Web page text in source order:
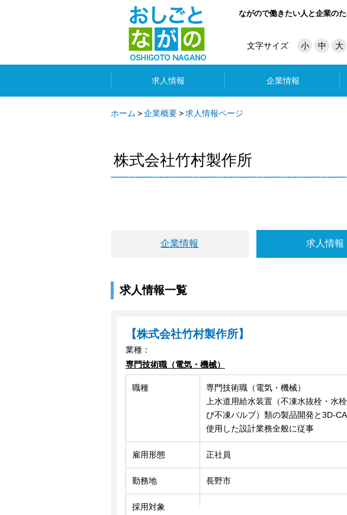
ながので働きたい人と企業の
文字サイズ 小 中 大
求人情報 企業情報
ホーム 企業概要 求人情報ページ
株式会社竹村製作所
企業情報 求人情報
求人情報一覧
【株式会社竹村製作所】
業種：
専門技術職（電気・機械）
職種
専門技術職（電気・機械）
上水道用給水装置（不凍水抜栓・水
び不凍バルブ）類の製品開発と3D-
使用した設計業務全般に従事
雇用形態 正社員
勤務地 長野市
採用対象